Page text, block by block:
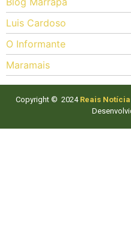
Luis Cardoso
O Informante
Maramais
Copyright © 2024 Reais